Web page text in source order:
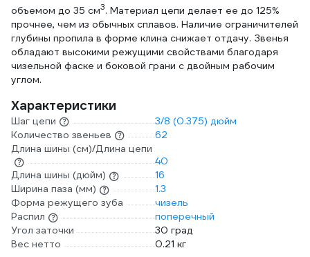
объемом до 35 см3. Материал цепи делает ее до 125%
прочнее, чем из обычных сплавов. Наличие ограничителей
глубины пропила в форме клина снижает отдачу. Звенья
обладают высокими режущими свойствами благодаря
чизельной фаске и боковой грани с двойным рабочим
углом.
Характеристики
Шаг цепи
3/8 (0.375) дюйм
Количество звеньев
62
Длина шины (см)/Длина цепи
40
Длина шины (дюйм)
16
Ширина паза (мм)
1.3
Форма режущего зуба
чизель
Распил
поперечный
Угол заточки
30 град
Вес нетто
0.21 кг